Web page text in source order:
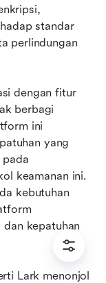
standar
perlindungan
dengan fitur
berbagi
ini
yang
keamanan ini.
kebutuhan
dan kepatuhan
Lark menonjol